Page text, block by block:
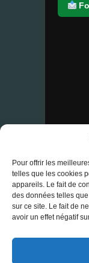
Pour offrir les
telles que les cookies
appareils. Le fait de
des données telles
sur ce site. Le fait de
avoir un effet négatif
©
Contact